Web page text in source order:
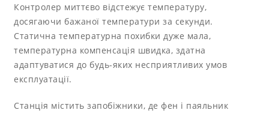
Контролер миттєво відстежує температуру,
досягаючи бажаної температури за секунди.
Статична температурна похибки дуже мала,
температурна компенсація швидка, здатна
адаптуватися до будь-яких несприятливих умов
експлуатації.
Станція містить запобіжники, де фен і паяльник